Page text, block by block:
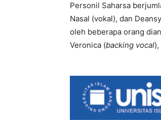
Personil Saharsa
Nasal (vokal), dan
oleh beberapa orang
Veronica (backing vocal